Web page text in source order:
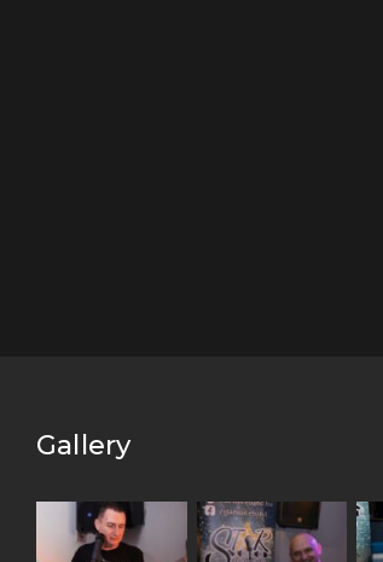
Gallery